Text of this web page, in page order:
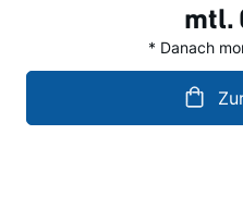
mtl.
* Danach